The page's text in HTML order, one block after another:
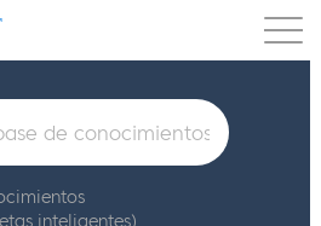
Precios
inteligentes)